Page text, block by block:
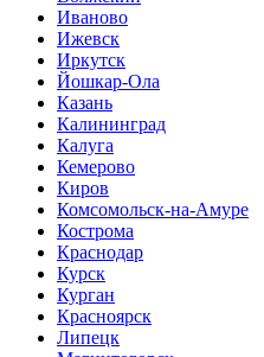
Иваново
Ижевск
Иркутск
Йошкар-Ола
Казань
Калининград
Калуга
Кемерово
Киров
Комсомольск-на-Амуре
Кострома
Краснодар
Курск
Курган
Красноярск
Липецк